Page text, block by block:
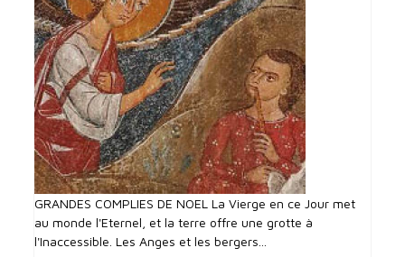
GRANDES COMPLIES DE NOEL La Vierge en ce Jour met
au monde l'Eternel, et la terre offre une grotte à
l'Inaccessible. Les Anges et les bergers...